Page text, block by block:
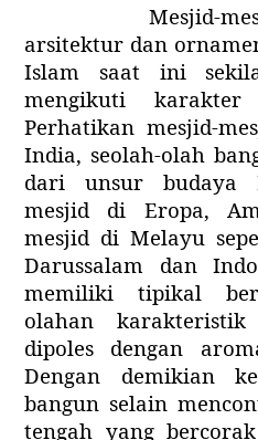
Mesjid-
arsitektur dan
Islam saat ini
mengikuti karakter
Perhatikan mesjid-
India, seolah-olah
dari unsur budaya
mesjid di Eropa,
mesjid di Melayu
Darussalam dan
memiliki tipikal
olahan
dipoles dengan
Dengan demikian
bangun selain
tengah yang